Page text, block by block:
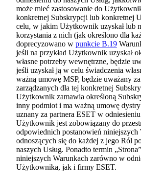
może mieć zastosowanie do
konkretnej Subskrypcji lub konkretnej
celu, w jakim Użytkownik uzyskał lub
korzystania z nich (jak określono dla
doprecyzowano w punkcie B.19
jeśli na przykład Użytkownik uzyskał
własne potrzeby wewnętrzne, będzie
jeśli uzyskał ją w celu świadczenia
ważną umowę MSP, będzie uważany
zarządzanych dla tej konkretnej
Użytkownik zamawia określoną
inny podmiot i ma ważną umowę
uznany za partnera ESET w
Użytkownik jest zobowiązany do
odpowiednich postanowień niniejszych
odnoszących się do każdej z jego Ról
naszych Usług. Ponadto termin „Strona
niniejszych Warunkach zarówno w
Użytkownika, jak i firmy ESET.